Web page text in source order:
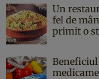
Un
fel de
primit o
Beneficiul